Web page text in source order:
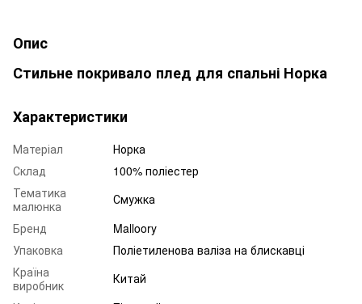
Опис
Стильне покривало плед для спальні Норка
Характеристики
Матеріал
Норка
Склад
100% поліестер
Тематика
малюнка
Смужка
Бренд
Malloory
Упаковка
Поліетиленова валіза на блискавці
Країна
виробник
Китай